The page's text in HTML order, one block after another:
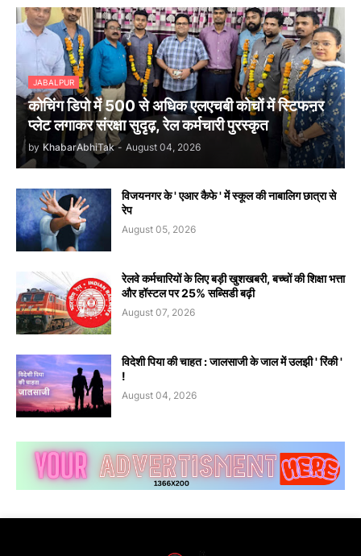
JABALPUR
कोचिंग डिपो में 500 से अधिक एलएचबी कोचों में स्टिफऩर
प्लेट लगाकर संरक्षा सुदृढ़, रेल कर्मचारी पुरस्कृत
by KhabarAbhiTak - August 04, 2026
विजयनगर के ' एआर कैफे ' में स्कूल की नाबालिग छात्रा से
रेप
August 05, 2026
रेलवे कर्मचारियों के लिए बड़ी खुशखबरी, बच्चों की शिक्षा भत्ता
और हॉस्टल पर 25% सब्सिडी बढ़ी
August 07, 2026
विदेशी पिया की चाहत : जालसाजी के जाल में उलझी ' रिंकी '
!
August 04, 2026